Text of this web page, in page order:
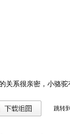
关系很亲密，小骆
跳转